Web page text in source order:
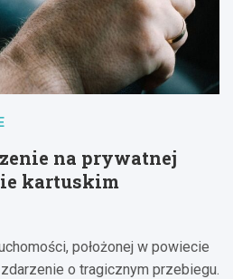
na prywatnej
kartuskim
położonej w powiecie
o tragicznym przebiegu.